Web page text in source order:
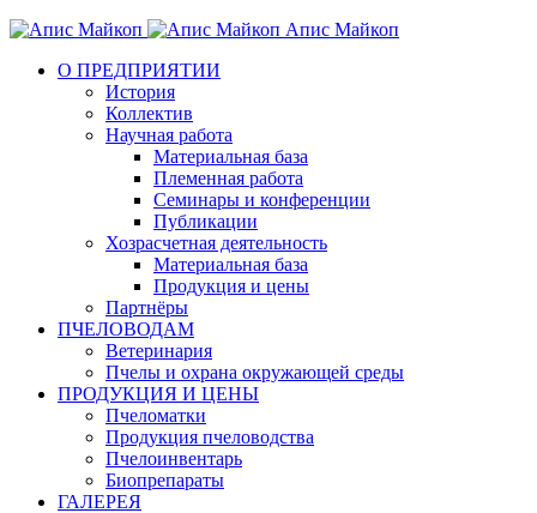
Апис Майкоп
О ПРЕДПРИЯТИИ
История
Коллектив
Научная работа
Материальная база
Племенная работа
Семинары и конференции
Публикации
Хозрасчетная деятельность
Материальная база
Продукция и цены
Партнёры
ПЧЕЛОВОДАМ
Ветеринария
Пчелы и охрана окружающей среды
ПРОДУКЦИЯ И ЦЕНЫ
Пчеломатки
Продукция пчеловодства
Пчелоинвентарь
Биопрепараты
ГАЛЕРЕЯ